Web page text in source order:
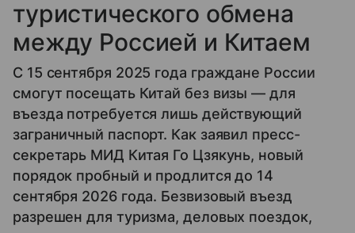
туристического обмена
между Россией и Китаем
С 15 сентября 2025 года граждане России
смогут посещать Китай без визы — для
въезда потребуется лишь действующий
заграничный паспорт. Как заявил пресс-
секретарь МИД Китая Го Цзякунь, новый
порядок пробный и продлится до 14
сентября 2026 года. Безвизовый въезд
разрешен для туризма, деловых поездок,